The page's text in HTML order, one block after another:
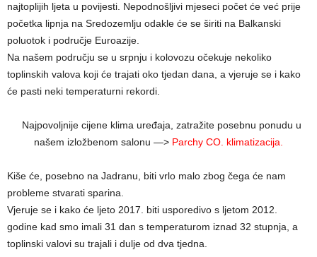
najtoplijih ljeta u povijesti. Nepodnošljivi mjeseci počet će već prije
početka lipnja na Sredozemlju odakle će se širiti na Balkanski
poluotok i područje Euroazije.
Na našem području se u srpnju i kolovozu očekuje nekoliko
toplinskih valova koji će trajati oko tjedan dana, a vjeruje se i kako
će pasti neki temperaturni rekordi.
Najpovoljnije cijene klima uređaja, zatražite posebnu ponudu u
našem izložbenom salonu —> Parchy CO. klimatizacija.
Kiše će, posebno na Jadranu, biti vrlo malo zbog čega će nam
probleme stvarati sparina.
Vjeruje se i kako će ljeto 2017. biti usporedivo s ljetom 2012.
godine kad smo imali 31 dan s temperaturom iznad 32 stupnja, a
toplinski valovi su trajali i dulje od dva tjedna.